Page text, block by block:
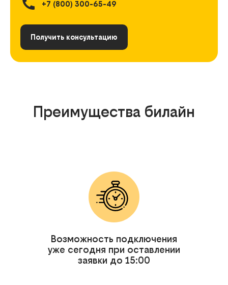
+7 (800) 300-65-49
Получить консультацию
Преимущества билайн
Возможность подключения
уже сегодня при оставлении
заявки до 15:00